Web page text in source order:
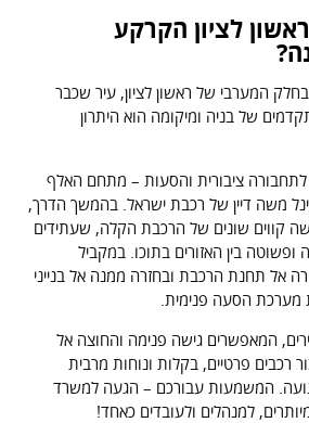
לציון הקרקע
המערבי של ראשון לציון, עיר שכבר
של בניה ומיקומה הוא היתרון
לתחבורה ציבורית והסעות – מתחם האלף
משה דיין של רכבת ישראל. בהמשך הדרך,
קווים שונים של הרכבת הקלה, שעתידים
בין האזורים בתוכו. במקביל
אל תחנת הרכבת ובחזרה ממנה אל בנייני
מערכת הסעה פנימית.
המאפשרים גישה פנימה והחוצה אל
רכבים פרטיים, בקלות ונוחות מרבית
המשמעות עבורכם – הגעה למשרד
למנהלים ולעובדים כאחד!